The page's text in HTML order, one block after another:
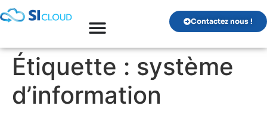
Contactez nous !
Étiquette : système
d’information